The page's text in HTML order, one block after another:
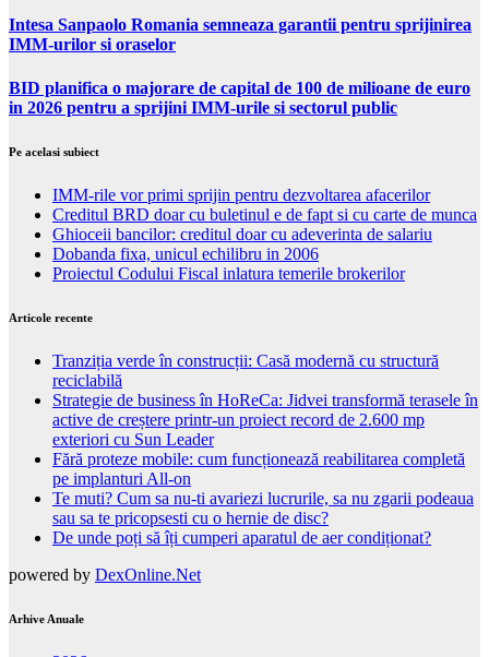
Intesa Sanpaolo Romania semneaza garantii pentru sprijinirea
IMM-urilor si oraselor
BID planifica o majorare de capital de 100 de milioane de euro
in 2026 pentru a sprijini IMM-urile si sectorul public
Pe acelasi subiect
IMM-rile vor primi sprijin pentru dezvoltarea afacerilor
Creditul BRD doar cu buletinul e de fapt si cu carte de munca
Ghioceii bancilor: creditul doar cu adeverinta de salariu
Dobanda fixa, unicul echilibru in 2006
Proiectul Codului Fiscal inlatura temerile brokerilor
Articole recente
Tranziția verde în construcții: Casă modernă cu structură
reciclabilă
Strategie de business în HoReCa: Jidvei transformă terasele în
active de creștere printr-un proiect record de 2.600 mp
exteriori cu Sun Leader
Fără proteze mobile: cum funcționează reabilitarea completă
pe implanturi All-on
Te muti? Cum sa nu-ti avariezi lucrurile, sa nu zgarii podeaua
sau sa te pricopsesti cu o hernie de disc?
De unde poți să îți cumperi aparatul de aer condiționat?
powered by DexOnline.Net
Arhive Anuale